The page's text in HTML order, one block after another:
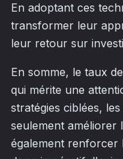
En adoptant ces
transformer leur
leur retour sur
En somme, le taux
qui mérite une
stratégies ciblées,
seulement améliorer
également renforcer